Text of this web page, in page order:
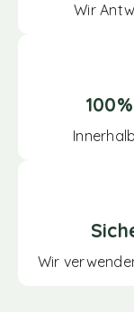
Wir
Wir